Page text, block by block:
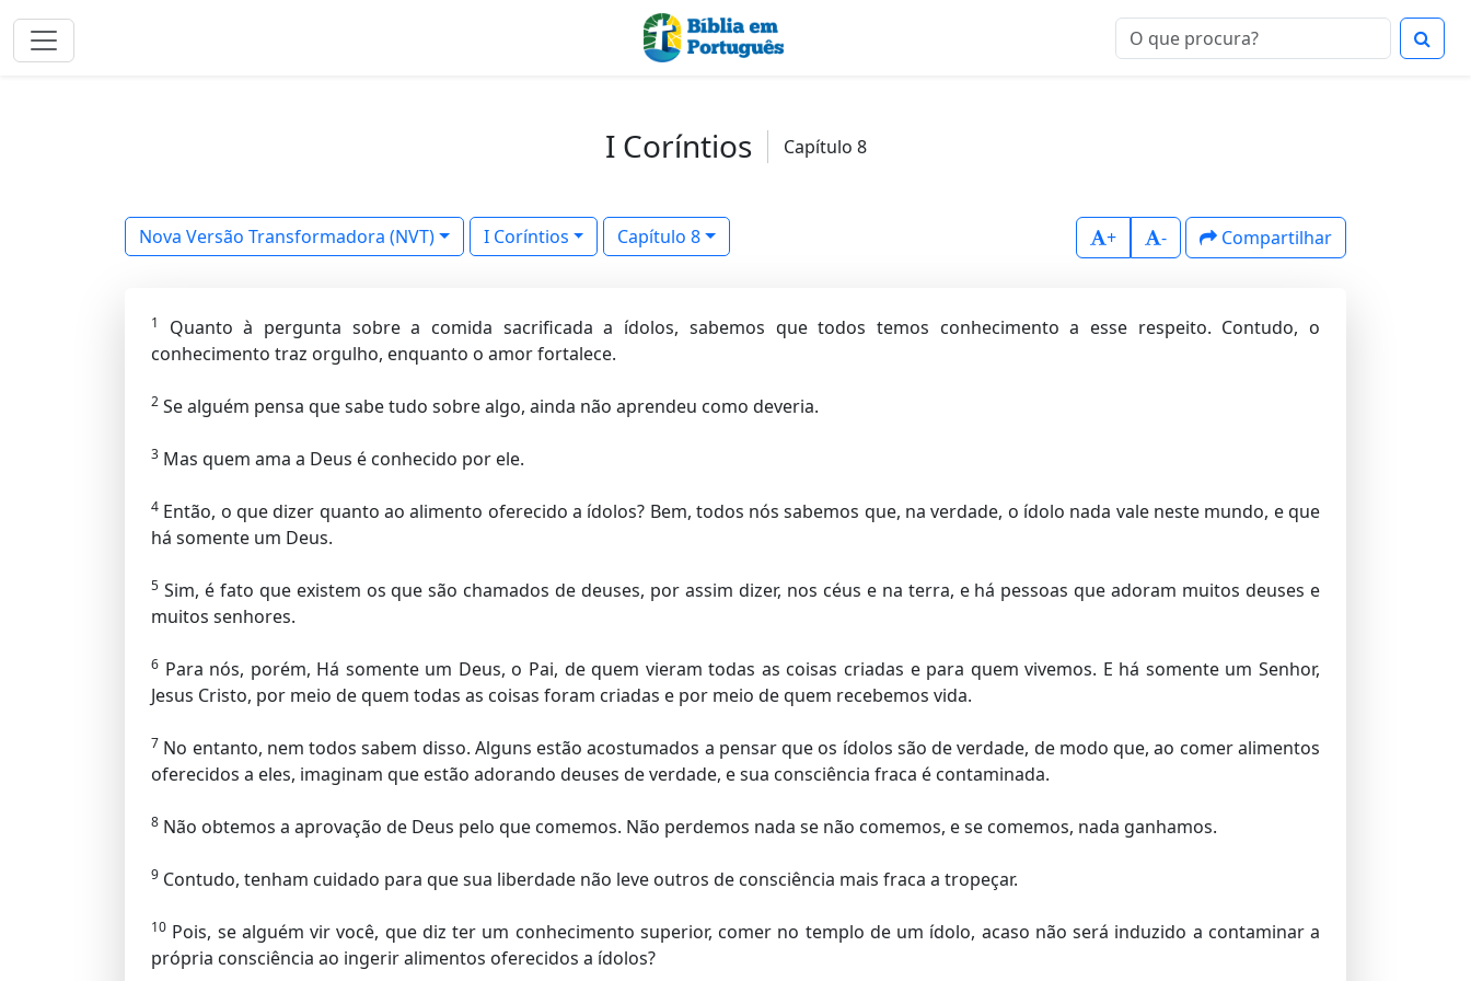
I Coríntios Capítulo 8
Nova Versão Transformadora (NVT) I Coríntios Capítulo 8 + - Compartilhar
1
Quanto à pergunta sobre a comida sacrificada a ídolos, sabemos que todos temos conhecimento a esse respei­to. Contudo, o
conhecimento traz orgulho, enquanto o amor fortalece.
2 Se alguém pensa que sabe tudo sobre algo, ainda não aprendeu como deveria.
3 Mas quem ama a Deus é conhecido por ele.
4 Então, o que dizer quanto ao alimento oferecido a ídolos? Bem, todos nós sabemos que, na verdade, o ídolo nada vale neste mundo, e que
há somente um Deus.
5 Sim, é fato que existem os que são chamados de deuses, por assim dizer, nos céus e na terra, e há pessoas que adoram muitos deuses e
muitos senhores.
6 Para nós, porém, Há somente um Deus, o Pai, de quem vieram todas as coisas criadas e para quem vivemos. E há somente um Senhor,
Jesus Cristo, por meio de quem todas as coisas foram criadas e por meio de quem recebemos vida.
7 No entanto, nem todos sabem disso. Alguns estão acostumados a pensar que os ídolos são de verdade, de modo que, ao comer alimentos
oferecidos a eles, imaginam que estão adorando deuses de verdade, e sua consciência fraca é contaminada.
8 Não obtemos a aprovação de Deus pelo que comemos. Não perdemos nada se não comemos, e se comemos, nada ganhamos.
9 Contudo, tenham cuidado para que sua liberdade não leve outros de consciência mais fraca a tropeçar.
10 Pois, se alguém vir você, que diz ter um conhecimento superior, comer no templo de um ídolo, acaso não será induzido a contaminar a
própria consciência ao ingerir alimentos oferecidos a ídolos?